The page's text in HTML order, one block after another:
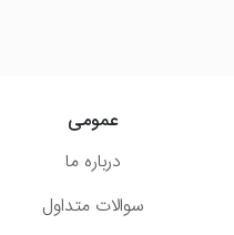
عمومی
درباره ما
سوالات متداول